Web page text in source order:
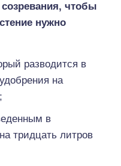
чтобы
нужно
разводится в
на
в
тридцать литров